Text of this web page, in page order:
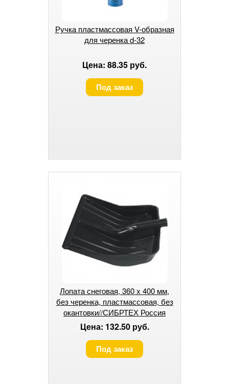
Ручка пластмассовая V-образная
для черенка d-32
Цена: 88.35 руб.
Под заказ
Лопата снеговая, 360 х 400 мм,
без черенка, пластмассовая, без
окантовки//СИБРТЕХ Россия
Цена: 132.50 руб.
Под заказ